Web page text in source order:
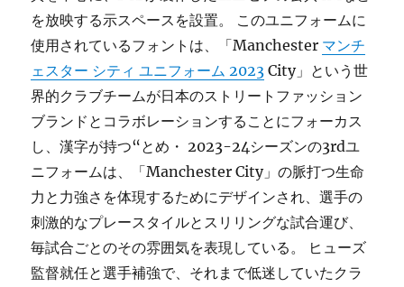
を放映する示スペースを設置。 このユニフォームに
使用されているフォントは、「Manchester マンチ
ェスター シティ ユニフォーム 2023 City」という世
界的クラブチームが日本のストリートファッション
ブランドとコラボレーションすることにフォーカス
し、漢字が持つ“とめ・ 2023-24シーズンの3rdユ
ニフォームは、「Manchester City」の脈打つ生命
力と力強さを体現するためにデザインされ、選手の
刺激的なプレースタイルとスリリングな試合運び、
毎試合ごとのその雰囲気を表現している。 ヒューズ
監督就任と選手補強で、それまで低迷していたクラ